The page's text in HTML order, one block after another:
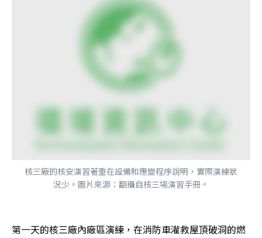
核三廠的核安演習著重在設備和應變程序說明，實際演練狀
況少。圖片來源：翻攝自核三場演習手冊。
第一天的核三廠內廠區演練，在消防車灌救屋頂破洞的燃